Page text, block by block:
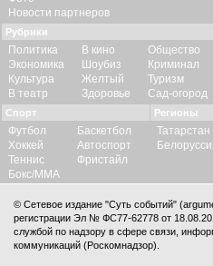
Новости партнеров
Рубрики
Политика
Экономика
Культура
В театр
В кино
Шоубиз
Желтый
Здоровье
Общество
Криминал
Туризм
Сад-огород
Спорт
Футбол
Хоккей
Теннис
Бокс/ММА
Баскетбол
Автоспорт
Фристайл
Регионы
Татарстан
© Сетевое издание "Суть событий"
регистрации Эл № ФС77-62778 от
службой по надзору в сфере связи,
коммуникаций (Роскомнадзор).